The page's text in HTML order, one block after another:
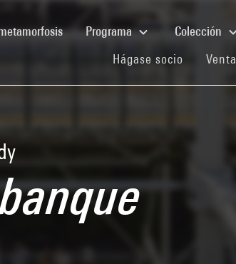
(current)Programa Colección
Hágase socio (current)